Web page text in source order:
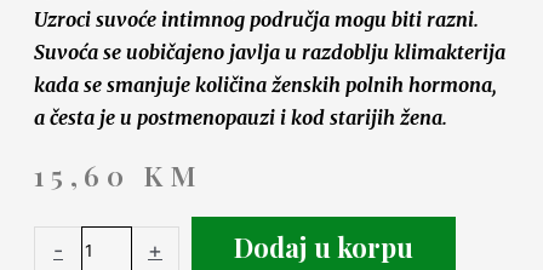
Uzroci suvoće intimnog područja mogu biti razni.
Suvoća se uobičajeno javlja u razdoblju klimakterija
kada se smanjuje količina ženskih polnih hormona,
a česta je u postmenopauzi i kod starijih žena.
15,60 KM
- + Dodaj u korpu